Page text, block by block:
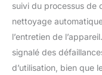
suivi du processus de
nettoyage
l’entretien de
signalé des
d’utilisation, bien que